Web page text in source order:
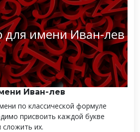
для имени Иван-лев
Иван-лев
по классической формуле
присвоить каждой букве
сложить их.